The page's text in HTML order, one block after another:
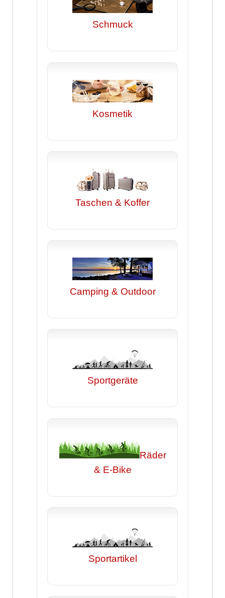
Schmuck
Kosmetik
Taschen & Koffer
Camping & Outdoor
Sportgeräte
Räder
& E-Bike
Sportartikel